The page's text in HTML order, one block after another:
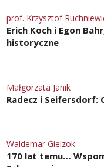
prof. Krzysztof
Erich Koch i Egon
historyczne
Małgorzata Janik
Radecz i Seifersdorf:
Waldemar Gielzok
170 lat temu…